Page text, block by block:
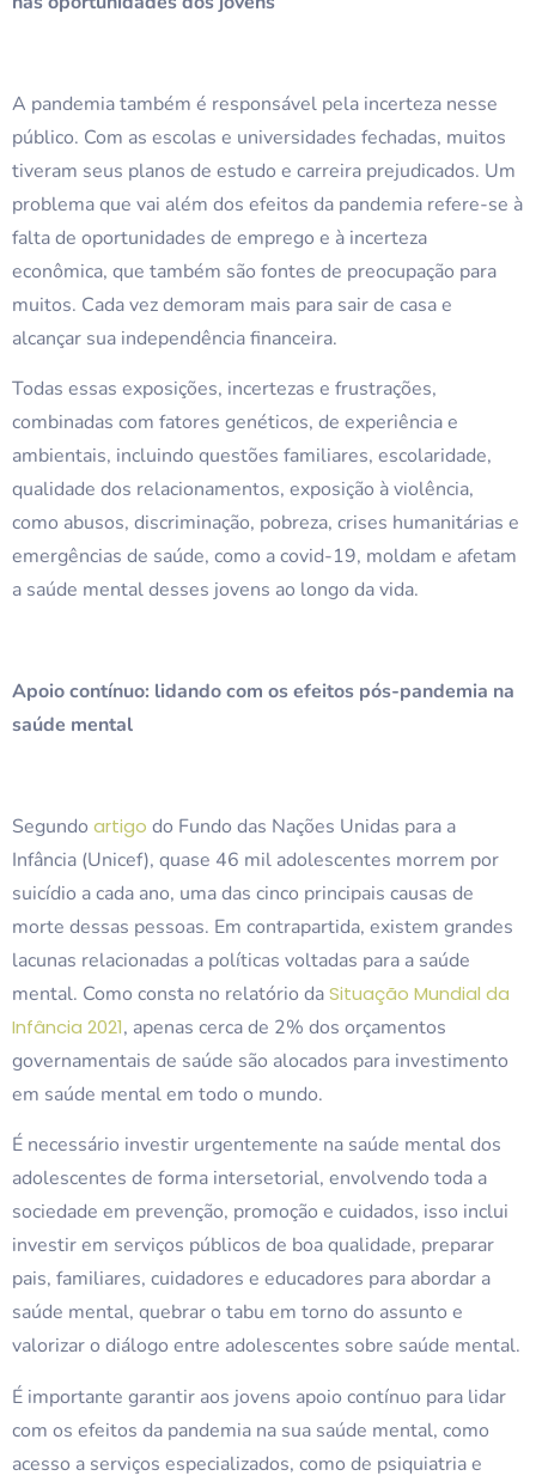
A pandemia também é responsável pela incerteza nesse
público. Com as escolas e universidades fechadas, muitos
tiveram seus planos de estudo e carreira prejudicados. Um
problema que vai além dos efeitos da pandemia refere-se à
falta de oportunidades de emprego e à incerteza
econômica, que também são fontes de preocupação para
muitos. Cada vez demoram mais para sair de casa e
alcançar sua independência financeira.
Todas essas exposições, incertezas e frustrações,
combinadas com fatores genéticos, de experiência e
ambientais, incluindo questões familiares, escolaridade,
qualidade dos relacionamentos, exposição à violência,
como abusos, discriminação, pobreza, crises humanitárias e
emergências de saúde, como a covid-19, moldam e afetam
a saúde mental desses jovens ao longo da vida.
Apoio contínuo: lidando com os efeitos pós-pandemia na
saúde mental
Segundo artigo do Fundo das Nações Unidas para a
Infância (Unicef), quase 46 mil adolescentes morrem por
suicídio a cada ano, uma das cinco principais causas de
morte dessas pessoas. Em contrapartida, existem grandes
lacunas relacionadas a políticas voltadas para a saúde
mental. Como consta no relatório daSituação Mundial da
Infância 2021, apenas cerca de 2% dos orçamentos
governamentais de saúde são alocados para investimento
em saúde mental em todo o mundo.
É necessário investir urgentemente na saúde mental dos
adolescentes de forma intersetorial, envolvendo toda a
sociedade em prevenção, promoção e cuidados, isso inclui
investir em serviços públicos de boa qualidade, preparar
pais, familiares, cuidadores e educadores para abordar a
saúde mental, quebrar o tabu em torno do assunto e
valorizar o diálogo entre adolescentes sobre saúde mental.
É importante garantir aos jovens apoio contínuo para lidar
com os efeitos da pandemia na sua saúde mental, como
acesso a serviços especializados, como de psiquiatria e